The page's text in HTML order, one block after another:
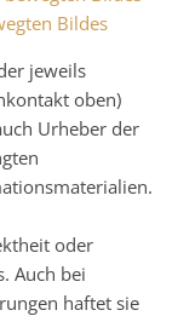
Bildes
jeweils
oben)
Urheber der
oder
Auch bei
haftet sie